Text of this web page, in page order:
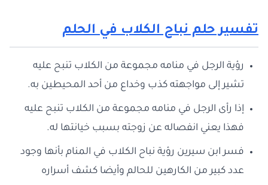
تفسير حلم نباح الكلاب في الحلم
رؤية الرجل في منامه مجموعة من الكلاب تنبح عليه
تشير إلى مواجهته كذب وخداع من أحد المحيطين به.
إذا رأى الرجل في منامه مجموعة من الكلاب تنبح عليه
فهذا يعني انفصاله عن زوجته بسبب خيانتها له.
فسر ابن سيرين رؤية نباح الكلاب في المنام بأنها وجود
عدد كبير من الكارهين للحالم وأيضا كشف أسراره